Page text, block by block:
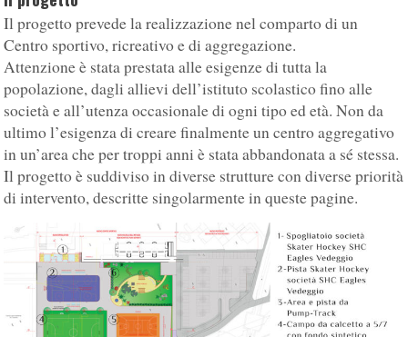
Il progetto prevede la realizzazione nel comparto di un
Centro sportivo, ricreativo e di aggregazione.
Attenzione è stata prestata alle esigenze di tutta la
popolazione, dagli allievi dell’istituto scolastico fino alle
società e all’utenza occasionale di ogni tipo ed età. Non da
ultimo l’esigenza di creare finalmente un centro aggregativo
in un’area che per troppi anni è stata abbandonata a sé stessa.
Il progetto è suddiviso in diverse strutture con diverse priorità
di intervento, descritte singolarmente in queste pagine.